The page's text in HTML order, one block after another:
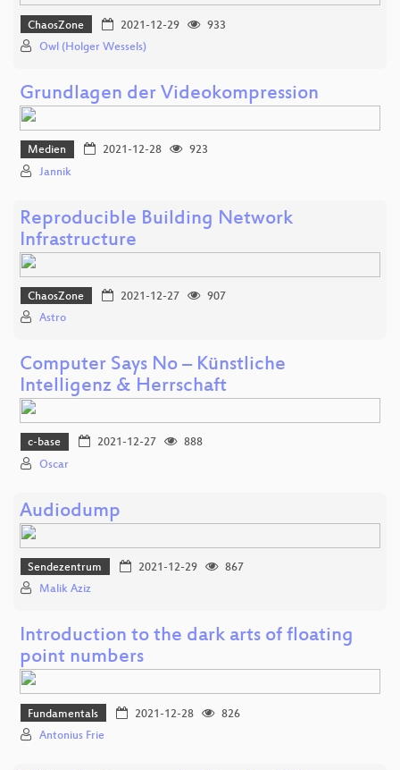
ChaosZone 2021-12-29
933
Owl (Holger Wessels)
Grundlagen der Videokompression
Medien 2021-12-28
923
Jannik
Reproducible Building Network
Infrastructure
ChaosZone 2021-12-27
907
Astro
Computer Says No – Künstliche
Intelligenz & Herrschaft
c-base 2021-12-27
888
Oscar
Audiodump
Sendezentrum 2021-12-29
867
Malik Aziz
Introduction to the dark arts of floating
point numbers
Fundamentals 2021-12-28
826
Antonius Frie